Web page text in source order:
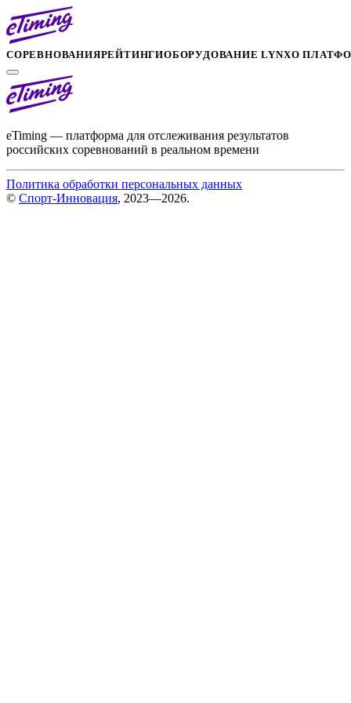
СОРЕВНОВАНИЯРЕЙТИНГИОБОРУДОВАНИЕ LYNXО
eTiming — платформа для отслеживания результатов
российских соревнований в реальном времени
Политика обработки персональных данных
© Спорт-Инновация, 2023—2026.